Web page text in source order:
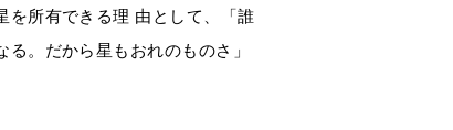
を所有できる理 由として、「誰
。だから星もおれのものさ」